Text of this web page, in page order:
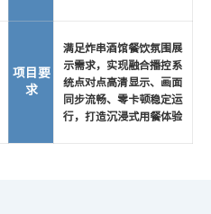
项目要
求
满足炸串酒馆餐饮氛围展
示需求，实现融合播控系
统点对点高清显示、画面
同步流畅、零卡顿稳定运
行，打造沉浸式用餐体验